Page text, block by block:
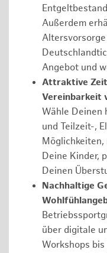
Außerdem
Angebot und
Attraktive
Vereinbarkeit
Wähle Deinen
und Teilzeit-,
Deine Kinder,
Deinen
Nachhaltige
über digitale
Workshops